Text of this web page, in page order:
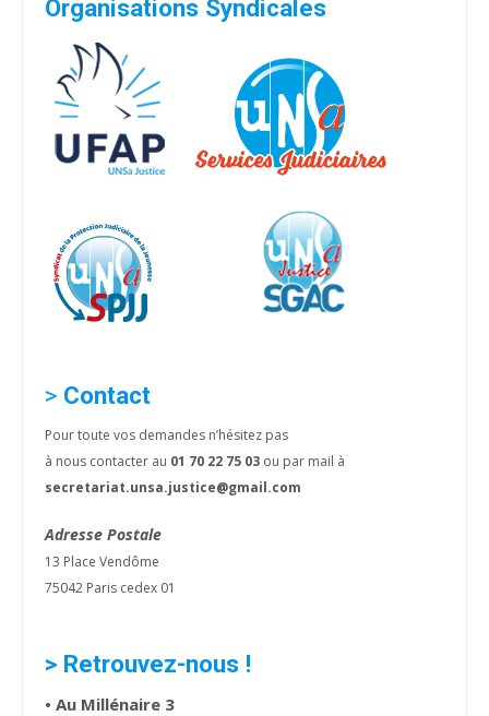
Organisations Syndicales
> Contact
Pour toute vos demandes n’hésitez pas
à nous contacter au 01 70 22 75 03 ou par mail à
secretariat.unsa.justice@gmail.com
Adresse Postale
13 Place Vendôme
75042 Paris cedex 01
> Retrouvez-nous !
• Au Millénaire 3